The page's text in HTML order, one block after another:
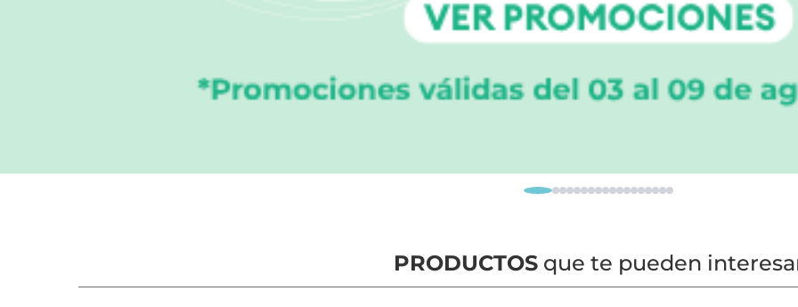
PRODUCTOSque te pueden